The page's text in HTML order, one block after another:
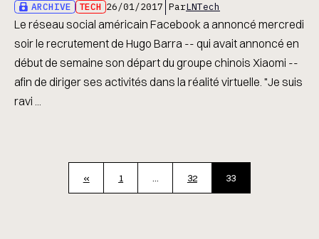
ARCHIVE TECH 26/01/2017 ParLNTech
Le réseau social américain Facebook a annoncé mercredi
soir le recrutement de Hugo Barra -- qui avait annoncé en
début de semaine son départ du groupe chinois Xiaomi --
afin de diriger ses activités dans la réalité virtuelle. "Je suis
ravi ...
« 1 … 32 33